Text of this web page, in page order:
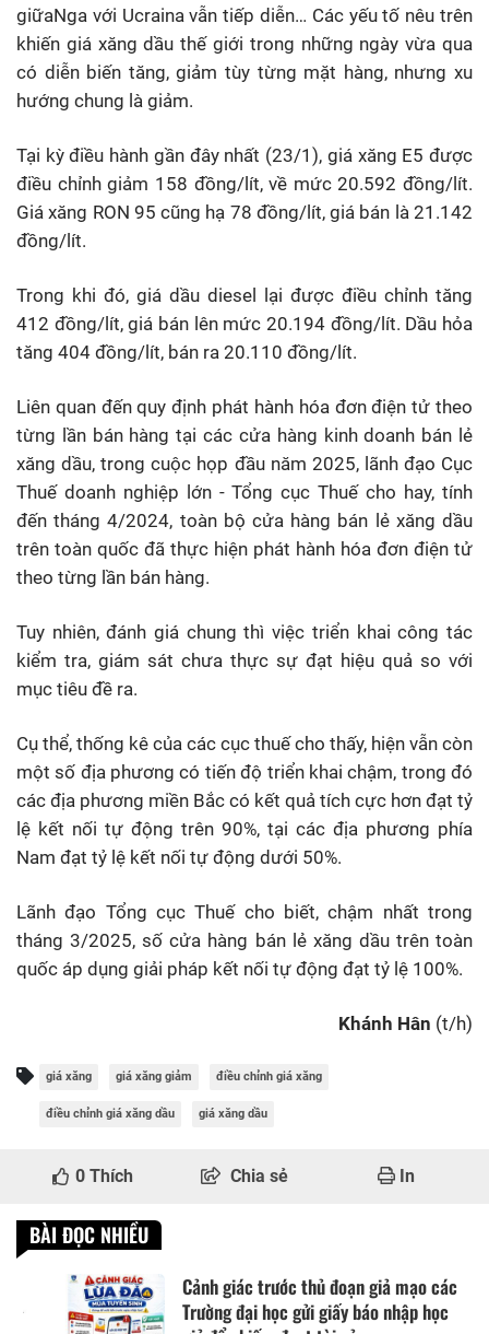
giữaNga với Ucraina vẫn tiếp diễn… Các yếu tố nêu trên
khiến giá xăng dầu thế giới trong những ngày vừa qua
có diễn biến tăng, giảm tùy từng mặt hàng, nhưng xu
hướng chung là giảm.
Tại kỳ điều hành gần đây nhất (23/1), giá xăng E5 được
điều chỉnh giảm 158 đồng/lít, về mức 20.592 đồng/lít.
Giá xăng RON 95 cũng hạ 78 đồng/lít, giá bán là 21.142
đồng/lít.
Trong khi đó, giá dầu diesel lại được điều chỉnh tăng
412 đồng/lít, giá bán lên mức 20.194 đồng/lít. Dầu hỏa
tăng 404 đồng/lít, bán ra 20.110 đồng/lít.
Liên quan đến quy định phát hành hóa đơn điện tử theo
từng lần bán hàng tại các cửa hàng kinh doanh bán lẻ
xăng dầu, trong cuộc họp đầu năm 2025, lãnh đạo Cục
Thuế doanh nghiệp lớn - Tổng cục Thuế cho hay, tính
đến tháng 4/2024, toàn bộ cửa hàng bán lẻ xăng dầu
trên toàn quốc đã thực hiện phát hành hóa đơn điện tử
theo từng lần bán hàng.
Tuy nhiên, đánh giá chung thì việc triển khai công tác
kiểm tra, giám sát chưa thực sự đạt hiệu quả so với
mục tiêu đề ra.
Cụ thể, thống kê của các cục thuế cho thấy, hiện vẫn còn
một số địa phương có tiến độ triển khai chậm, trong đó
các địa phương miền Bắc có kết quả tích cực hơn đạt tỷ
lệ kết nối tự động trên 90%, tại các địa phương phía
Nam đạt tỷ lệ kết nối tự động dưới 50%.
Lãnh đạo Tổng cục Thuế cho biết, chậm nhất trong
tháng 3/2025, số cửa hàng bán lẻ xăng dầu trên toàn
quốc áp dụng giải pháp kết nối tự động đạt tỷ lệ 100%.
Khánh Hân (t/h)
giá xăng giá xăng giảm điều chỉnh giá xăng
điều chỉnh giá xăng dầu giá xăng dầu
0 Thích Chia sẻ In
BÀI ĐỌC NHIỀU
Cảnh giác trước thủ đoạn giả mạo các
Trường đại học gửi giấy báo nhập học